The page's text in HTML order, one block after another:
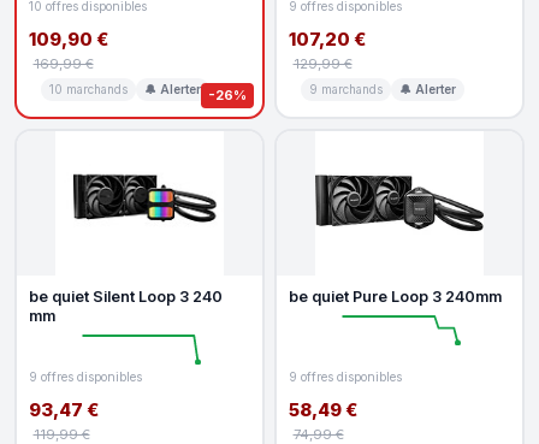
-26%
10 offres disponibles
109,90 €
169,99 €
10 marchands 🔔 Alerter
9 offres disponibles
107,20 €
129,99 €
9 marchands 🔔 Alerter
be quiet Silent Loop 3 240
mm
9 offres disponibles
93,47 €
119,99 €
be quiet Pure Loop 3 240mm
9 offres disponibles
58,49 €
74,99 €